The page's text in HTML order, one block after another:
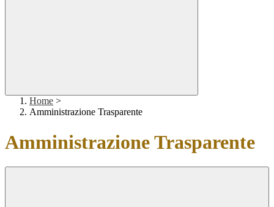
Home >
Amministrazione Trasparente
Amministrazione Trasparente